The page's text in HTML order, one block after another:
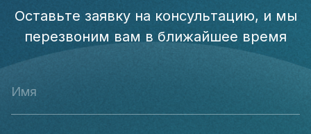
Оставьте заявку на консультацию, и мы
перезвоним вам в ближайшее время